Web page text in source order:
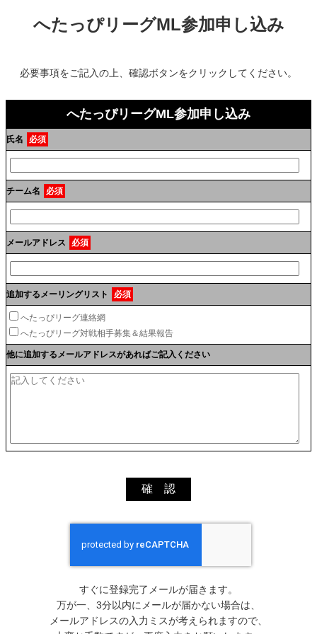
へたっぴリーグML参加申し込み
必要事項をご記入の上、確認ボタンをクリックしてください。
へたっぴリーグML参加申し込み
氏名 必須
チーム名 必須
メールアドレス 必須
追加するメーリングリスト 必須
へたっぴリーグ連絡網
へたっぴリーグ対戦相手募集＆結果報告
他に追加するメールアドレスがあればご記入ください
すぐに登録完了メールが届きます。
万が一、3分以内にメールが届かない場合は、
メールアドレスの入力ミスが考えられますので、